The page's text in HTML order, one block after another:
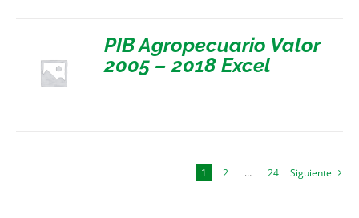
PIB Agropecuario Valor
2005 – 2018 Excel
1 2 … 24 Siguiente